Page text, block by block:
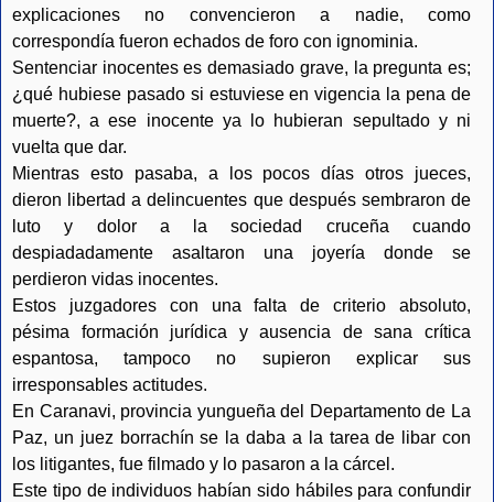
explicaciones no convencieron a nadie, como
correspondía fueron echados de foro con ignominia.
Sentenciar inocentes es demasiado grave, la pregunta es;
¿qué hubiese pasado si estuviese en vigencia la pena de
muerte?, a ese inocente ya lo hubieran sepultado y ni
vuelta que dar.
Mientras esto pasaba, a los pocos días otros jueces,
dieron libertad a delincuentes que después sembraron de
luto y dolor a la sociedad cruceña cuando
despiadadamente asaltaron una joyería donde se
perdieron vidas inocentes.
Estos juzgadores con una falta de criterio absoluto,
pésima formación jurídica y ausencia de sana crítica
espantosa, tampoco no supieron explicar sus
irresponsables actitudes.
En Caranavi, provincia yungueña del Departamento de La
Paz, un juez borrachín se la daba a la tarea de libar con
los litigantes, fue filmado y lo pasaron a la cárcel.
Este tipo de individuos habían sido hábiles para confundir